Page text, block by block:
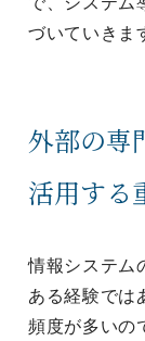
づいていきま
外部の専
活用する
情報システム
ある経験では
頻度が多いの